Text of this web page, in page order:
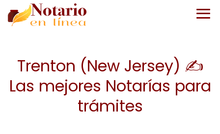
Trenton (New Jersey) ✍️
Las mejores Notarías para
trámites